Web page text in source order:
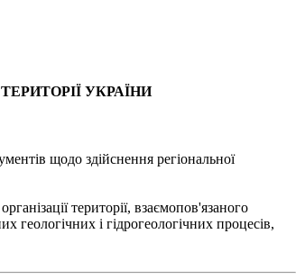
УКРАЇНИ
щодо здійснення регіональної
території, взаємопов'язаного
геологічних і гідрогеологічних процесів,